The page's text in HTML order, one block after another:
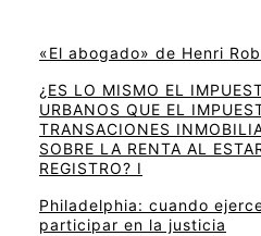
«El abogado» de Henri
¿ES LO MISMO EL
URBANOS QUE EL
TRANSACIONES
SOBRE LA RENTA AL
REGISTRO? I
Philadelphia: cuando
participar en la justicia